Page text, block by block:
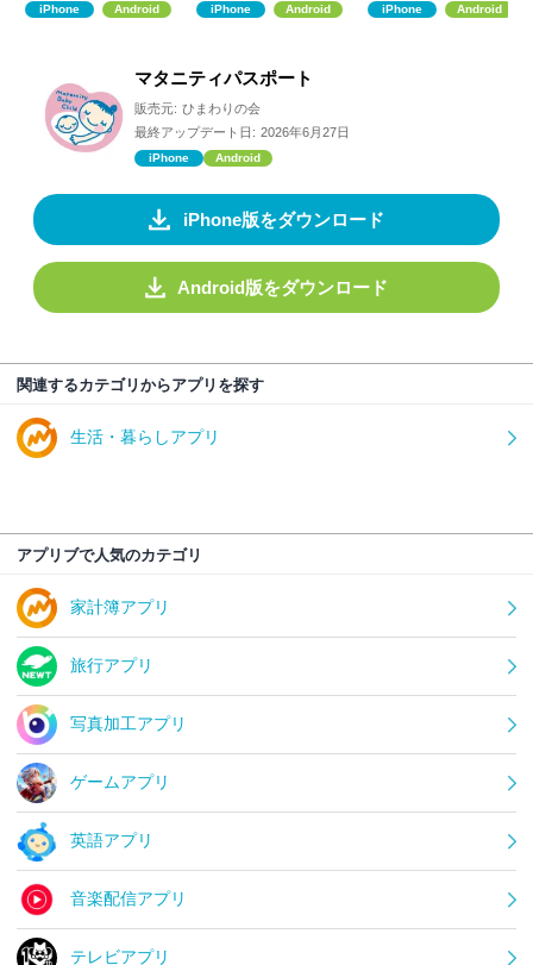
iPhone Android iPhone Android iPhone Android
マタニティパスポート
販売元: ひまわりの会
最終アップデート日: 2026年6月27日
iPhone Android
iPhone版をダウンロード
Android版をダウンロード
関連するカテゴリからアプリを探す
生活・暮らしアプリ
アプリブで人気のカテゴリ
家計簿アプリ
旅行アプリ
写真加工アプリ
ゲームアプリ
英語アプリ
音楽配信アプリ
テレビアプリ